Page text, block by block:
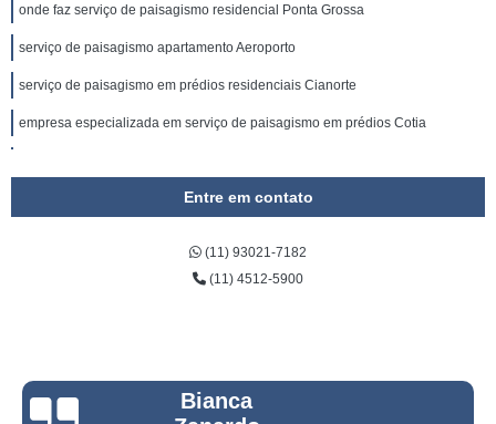
onde faz serviço de paisagismo residencial Ponta Grossa
serviço de paisagismo apartamento Aeroporto
serviço de paisagismo em prédios residenciais Cianorte
empresa especializada em serviço de paisagismo em prédios Cotia
condomínios Cubatão
onde faz serviço de paisagismo e jardinagem em condomínios Americana
serviço de paisagismo condominial Americana
empresa especializada em serviço de paisagismo de jardim São José dos
onde faz serviço de paisagismo Poços de Caldas
Entre em contato
(11) 93021-7182
(11) 4512-5900
Bianca